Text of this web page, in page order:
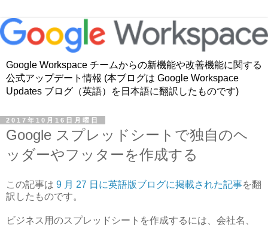
Google Workspace チームからの新機能や改善機能に関する
公式アップデート情報 (本ブログは Google Workspace
Updates ブログ（英語）を日本語に翻訳したものです)
2017年10月16日月曜日
Google スプレッドシートで独自のヘ
ッダーやフッターを作成する
この記事は 9 月 27 日に英語版ブログに掲載された記事を翻
訳したものです。
ビジネス用のスプレッドシートを作成するには、会社名、